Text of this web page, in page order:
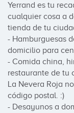
Yerrand es tu
cualquier cosa a
tienda de tu
- Hamburguesas
domicilio para
- Comida china,
restaurante de tu
La Nevera Roja
código postal. :)
- Desayunos a